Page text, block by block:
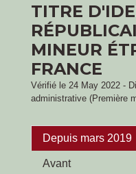
TITRE
MINEUR
FRANCE
Vérifié le 24 May 2022 -
administrative (Première
Depuis mars 2019
Avant